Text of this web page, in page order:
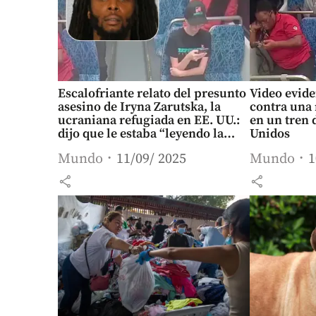
Escalofriante relato del presunto
asesino de Iryna Zarutska, la
ucraniana refugiada en EE. UU.:
dijo que le estaba “leyendo la
Mundo 11/09/ 2025
share
Video
contra una
en un tren
Unidos
Mundo
share